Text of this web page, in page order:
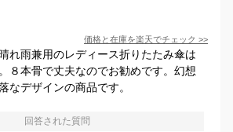
価格と在庫を楽天でチェック >>
れ雨兼用のレディース折りたたみ傘は
８本骨で丈夫なのでお勧めです。幻想
なデザインの商品です。
回答された質問